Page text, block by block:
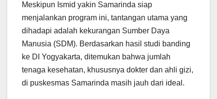
Meskipun Ismid yakin Samarinda siap
menjalankan program ini, tantangan utama yang
dihadapi adalah kekurangan Sumber Daya
Manusia (SDM). Berdasarkan hasil studi banding
ke DI Yogyakarta, ditemukan bahwa jumlah
tenaga kesehatan, khususnya dokter dan ahli gizi,
di puskesmas Samarinda masih jauh dari ideal.